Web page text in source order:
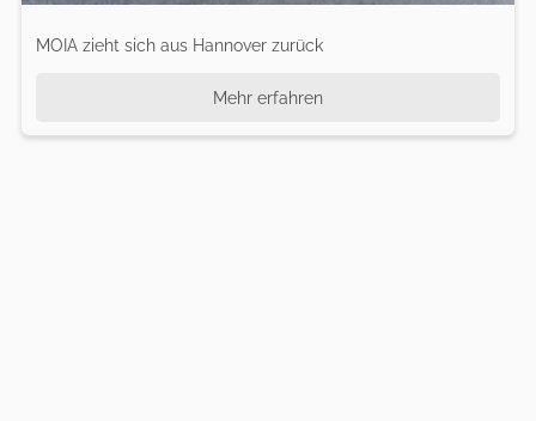
MOIA zieht sich aus Hannover zurück
Mehr erfahren